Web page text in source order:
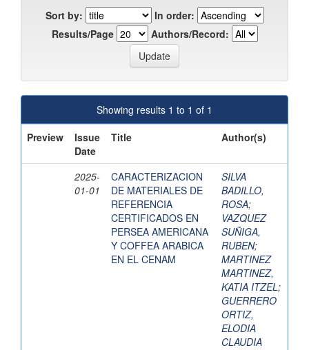
Sort by:
In order:
Results/Page
Authors/Record:
Showing results 1 to 1 of 1
Preview
Issue
Date
Title Author(s)
2025-
01-01
CARACTERIZACION
DE MATERIALES DE
REFERENCIA
CERTIFICADOS EN
PERSEA AMERICANA
Y COFFEA ARABICA
EN EL CENAM
SILVA
BADILLO,
ROSA;
VAZQUEZ
SUÑIGA,
RUBEN;
MARTINEZ
MARTINEZ,
KATIA ITZEL;
GUERRERO
ORTIZ,
ELODIA
CLAUDIA